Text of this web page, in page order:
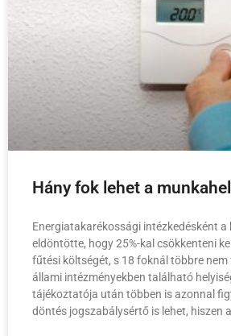
Hány fok lehet a
Energiatakarékossági intézkedésként a
eldöntötte, hogy 25%-kal csökkenteni
fűtési költségét, s 18 foknál többre
állami intézményekben található
tájékoztatója után többen is azonnal
döntés jogszabálysértő is lehet, hiszen